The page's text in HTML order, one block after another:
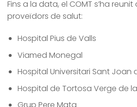
Fins a la data, el COMT s’ha
proveïdors de salut:
Hospital Pius de Valls
Viamed Monegal
Hospital Universitari Sant Joan
Hospital de Tortosa Verge de